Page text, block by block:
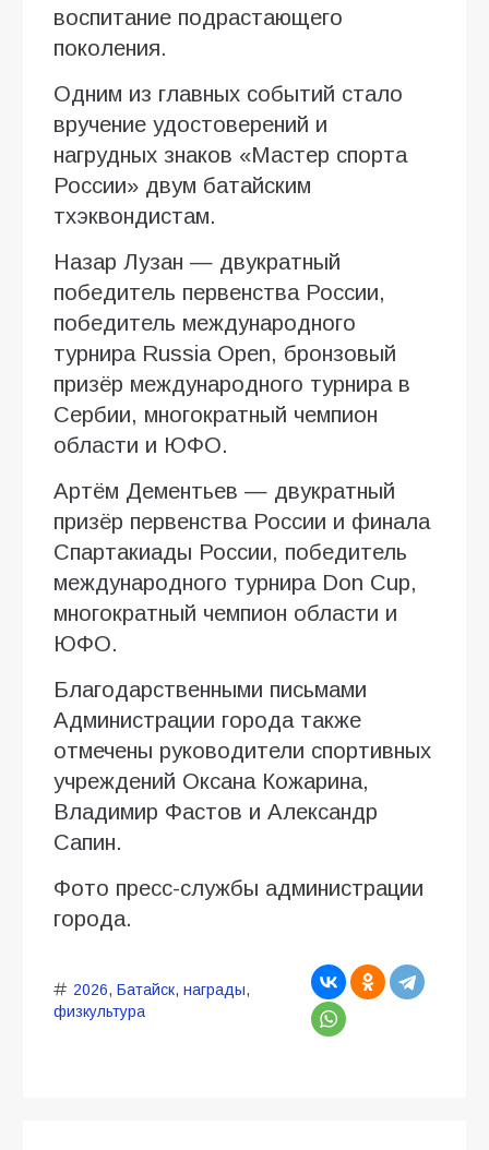
воспитание подрастающего
поколения.
Одним из главных событий стало
вручение удостоверений и
нагрудных знаков «Мастер спорта
России» двум батайским
тхэквондистам.
Назар Лузан — двукратный
победитель первенства России,
победитель международного
турнира Russia Open, бронзовый
призёр международного турнира в
Сербии, многократный чемпион
области и ЮФО.
Артём Дементьев — двукратный
призёр первенства России и финала
Спартакиады России, победитель
международного турнира Don Cup,
многократный чемпион области и
ЮФО.
Благодарственными письмами
Администрации города также
отмечены руководители спортивных
учреждений Оксана Кожарина,
Владимир Фастов и Александр
Сапин.
Фото пресс-службы администрации
города.
2026, Батайск, награды,
физкультура